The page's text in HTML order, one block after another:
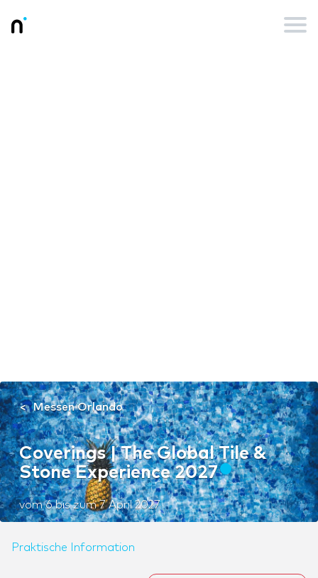
Messen Orlando
Coverings | The Global Tile &
Stone Experience 2027
vom6bis zum7 April 2027
Praktische Information